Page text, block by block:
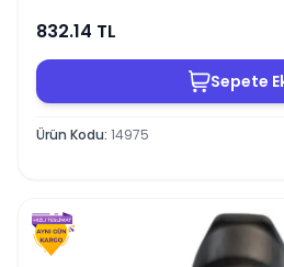
832.14 TL
Sepete
Ürün Kodu: 14975